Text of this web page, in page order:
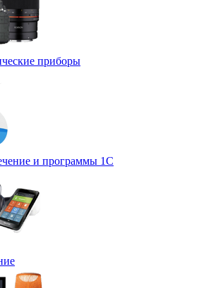
приборы
и программы 1С